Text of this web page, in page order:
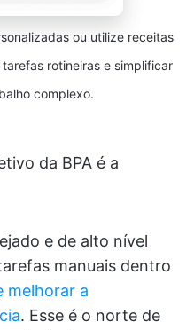
ou utilize receitas
rotineiras e simplificar
complexo.
da BPA é a
e de alto nível
manuais dentro
melhorar a
. Esse é o norte de